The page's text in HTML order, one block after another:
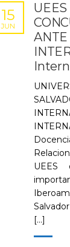
15
JUN
[...]